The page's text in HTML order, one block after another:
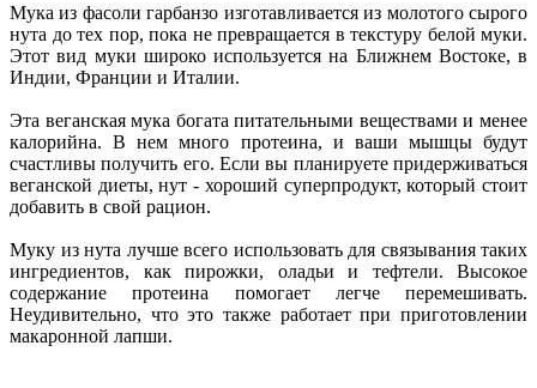
Мука из фасоли гарбанзо изготавливается из молотого сырого
нута до тех пор, пока не превращается в текстуру белой муки.
Этот вид муки широко используется на Ближнем Востоке, в
Индии, Франции и Италии.
Эта веганская мука богата питательными веществами и менее
калорийна. В нем много протеина, и ваши мышцы будут
счастливы получить его. Если вы планируете придерживаться
веганской диеты, нут - хороший суперпродукт, который стоит
добавить в свой рацион.
Муку из нута лучше всего использовать для связывания таких
ингредиентов, как пирожки, оладьи и тефтели. Высокое
содержание протеина помогает легче перемешивать.
Неудивительно, что это также работает при приготовлении
макаронной лапши.